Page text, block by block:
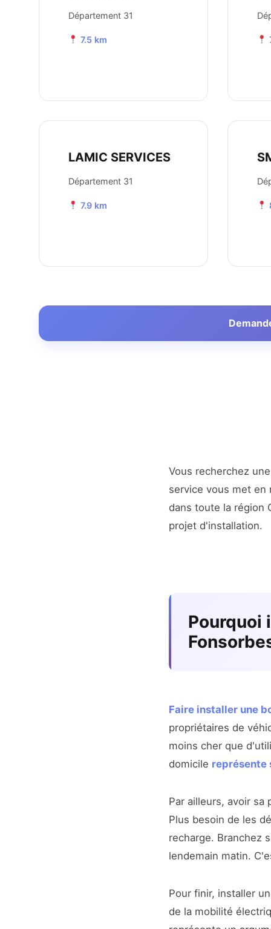
Département 31
7.5 km
LAMIC SERVICES
Département 31
7.9 km
Vous recherchez
service vous met en
dans toute la région
projet d'installation.
Pourquoi
Faire installer une
propriétaires de
moins cher que
domicile représente
Par ailleurs, avoir sa
Plus besoin de les
recharge. Branchez
lendemain matin.
Pour finir, installer
de la mobilité